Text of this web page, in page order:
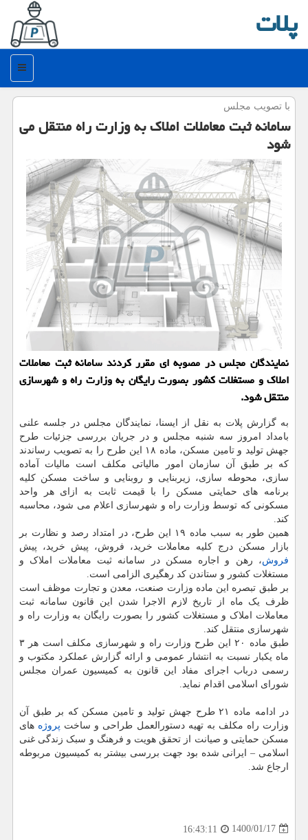
پلات
منو
با تصویب مجلس
سامانه ثبت معاملات املاك به وزارت راه منتقل می
شود
نمایندگان مجلس در مصوبه ای مقرر کردند سامانه ثبت معاملات
املاک و مستغلات کشور بصورت رایگان به وزارت راه و شهرسازی
منتقل شود.
به گزارش پلات به نقل از ایسنا، نمایندگان مجلس در جلسه علنی
بامداد امروز سه شنبه مجلس و در جریان بررسی جزئیات طرح
جهش تولید و تامین مسکن، ماده ۱۸ این طرح را به تصویب رساندند
که بر طبق آن سازمان امور مالیاتی مکلف است مالیات آماده
سازی، محوطه سازی، زیربنایی و روبنایی و ساخت مسکن کلیه
برنامه های حمایتی مسکن را با قیمت ثابت به ازای هر واحد
مسکونی که توسط وزارت راه و شهرسازی اعلام می شود، محاسبه
کند.
همین طور به سبب ماده ۱۹ این طرح، در امتداد رصد و نظارت بر
بازار مسکن درج کلیه معاملات خرید، فروش، پیش خرید، پیش
فروش، رهن و اجاره مسکن در سامانه ثبت معاملات املاک و
مستغلات کشور و ستاندن کد رهگیری الزامی است.
بر طبق تبصره این ماده وزارت صنعت، معدن و تجارت موظف است
ظرف یک ماه از تاریخ لازم الاجرا شدن این قانون سامانه ثبت
معاملات املاک و مستغلات کشور را بصورت رایگان به وزارت راه و
شهرسازی منتقل کند.
طبق ماده ۲۰ این طرح وزارت راه و شهرسازی مکلف است هر ۳
ماه یکبار نسبت به انتشار عمومی و ارائه گزارش عملکرد مکتوب و
رسمی درباب اجرای مفاد این قانون به کمیسیون عمران مجلس
شورای اسلامی اقدام نماید.
در ادامه ماده ۲۱ طرح جهش تولید و تامین مسکن که بر طبق آن
وزارت راه مکلف به تهیه دستورالعمل طراحی و ساخت پروژه های
مسکن حمایتی و صیانت از تحقق هویت و فرهنگ و سبک زندگی غنی
اسلامی – ایرانی شده بود جهت بررسی بیشتر به کمیسیون مربوطه
ارجاع شد.
1400/01/17
16:43:11